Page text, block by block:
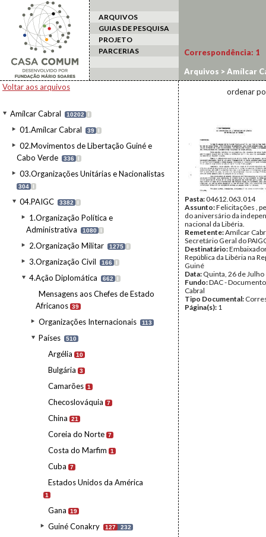
ARQUIVOS
GUIAS DE PESQUISA
PROJETO
PARCERIAS
Voltar aos arquivos
Amílcar Cabral 10202 I
01.Amílcar Cabral 39 I
02.Movimentos de Libertação Guiné e
Cabo Verde
336 I
03.Organizações Unitárias e Nacionalistas
304 I
04.PAIGC 3382 I
1.Organização Política e
Administrativa
1080 I
2.Organização Militar 1275 I
3.Organização Civil 166 I
4.Ação Diplomática 662 I
Mensagens aos Chefes de Estado
Africanos 39
Organizações Internacionais 113
Países 510
Argélia 10
Bulgária 3
Camarões 1
Checoslováquia 7
China 21
Coreia do Norte 7
Costa do Marfim 1
Cuba 7
Estados Unidos da América
1
Gana 19
Guiné Conakry 127 232
Correspondência: 1
Arquivos >Amílcar
ordenar
Pasta:04612.063.014
Assunto:Felicitações ,
do aniversário da
nacional da Libéria.
Remetente:Amílcar
Secretário Geral do
Destinatário:
República da Libéria na
Guiné
Data: Quinta, 26 de
Fundo:DAC -
Cabral
Tipo Documental:
Página(s): 1